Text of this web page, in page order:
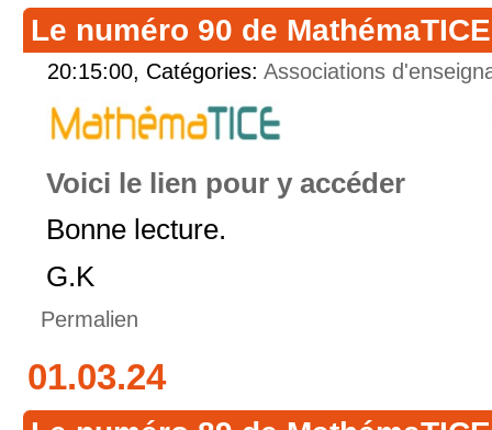
Le numéro 90 de
20:15:00, Catégories:Associations
Voici le lien pour y accéder
Bonne lecture.
G.K
Permalien
01.03.24